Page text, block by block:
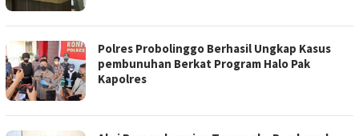
Polres Probolinggo Berhasil Ungkap Kasus
pembunuhan Berkat Program Halo Pak
Kapolres